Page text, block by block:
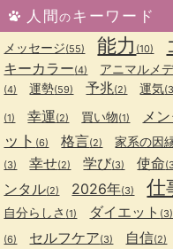
人間のキーワード
メッセージ(55) 能力 (10)
キーカラー(4) アニマルメ
(4) 運勢(59) 予兆(2) 運気
(1) 幸運(2) 買い物(1) メ
ット (6) 格言(2) 家系の因
(3) 幸せ(2) 学び(3) 使命
ンタル(2) 2026年(3) 仕
自分らしさ (1) ダイエット (3)
(6) セルフケア(3) 自信(2)